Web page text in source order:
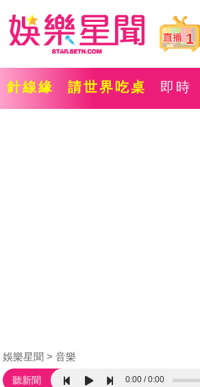
1
針線緣 請世界吃桌 即時
娛樂星聞 音樂
聽新聞 0:00 0:00